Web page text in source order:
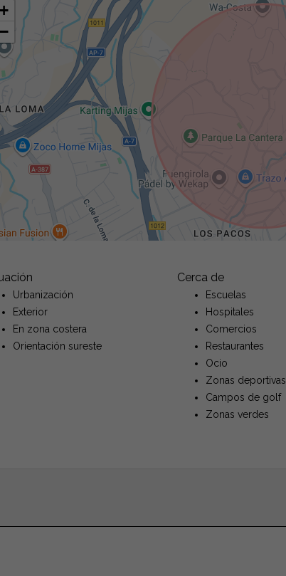
Urbanización
Exterior
En zona costera
Orientación sureste
Cerca de
Escuelas
Hospitales
Comercios
Restaurantes
Ocio
Zonas deportivas
Campos de golf
Zonas verdes